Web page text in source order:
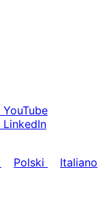
LinkedIn
Polski
Italiano